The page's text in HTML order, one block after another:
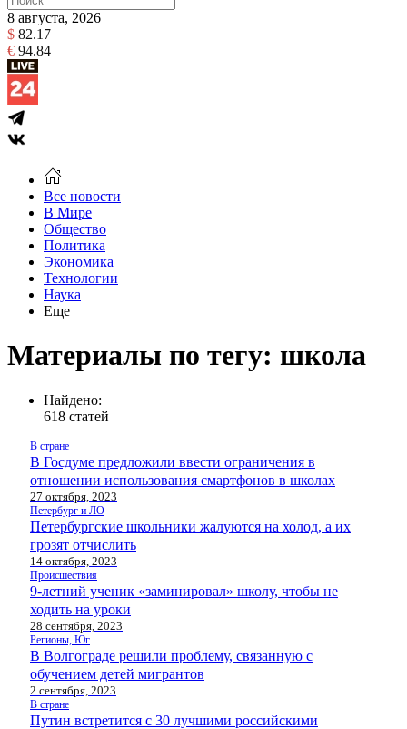
8 августа, 2026
$ 82.17
€ 94.84
Все новости
В Мире
Общество
Политика
Экономика
Технологии
Наука
Еще
Материалы по тегу: школа
Найдено:
618 статей
В стране
В Госдуме предложили ввести ограничения в
отношении использования смартфонов в школах
27 октября, 2023
Петербург и ЛО
Петербургские школьники жалуются на холод, а их
грозят отчислить
14 октября, 2023
Происшествия
9-летний ученик «заминировал» школу, чтобы не
ходить на уроки
28 сентября, 2023
Регионы, Юг
В Волгограде решили проблему, связанную с
обучением детей мигрантов
2 сентября, 2023
В стране
Путин встретится с 30 лучшими российскими